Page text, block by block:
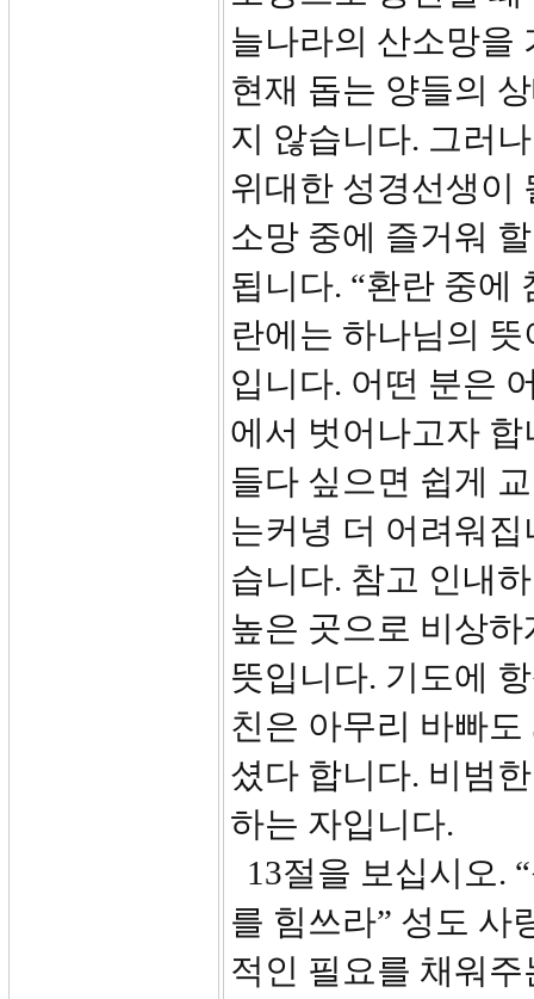
늘나라의 산소망
현재 돕는 양들의
지 않습니다. 그러
위대한 성경선생이
소망 중에 즐거워
됩니다. “환란 중에
란에는 하나님의
입니다. 어떤 분은
에서 벗어나고자
들다 싶으면 쉽게
는커녕 더 어려워
습니다. 참고 인내
높은 곳으로 비상
뜻입니다. 기도에
친은 아무리 바빠
셨다 합니다. 비범
하는 자입니다.
13절을 보십시오.
를 힘쓰라” 성도 사
적인 필요를 채워